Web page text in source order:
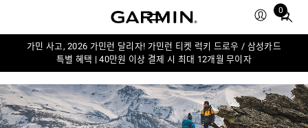
0
Total
in
가민 사고, 2026 가민런 달리자! 가민런 티켓 럭키 드로우 / 삼성카드
특별 혜택 | 40만원 이상 결제 시 최대 12개월 무이자